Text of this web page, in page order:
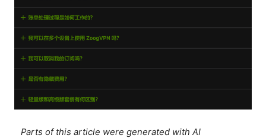
Parts of this article were generated with AI